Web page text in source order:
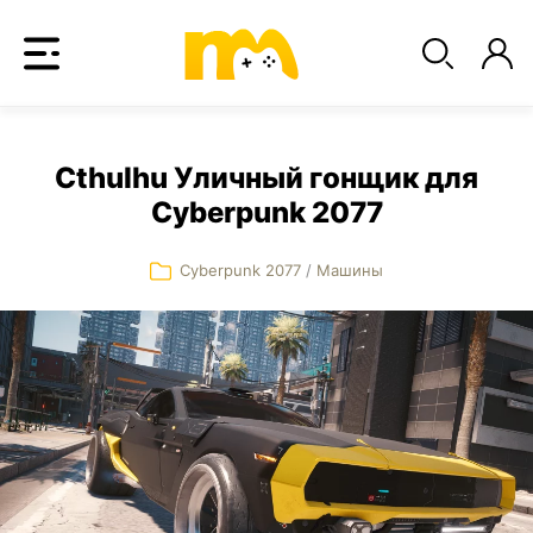
Cthulhu Уличный гонщик для
Cyberpunk 2077
Cyberpunk 2077 / Машины